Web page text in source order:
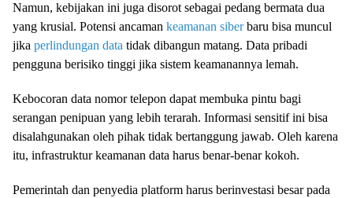
Namun, kebijakan ini juga disorot sebagai pedang bermata dua
yang krusial. Potensi ancaman keamanan siberbaru bisa muncul
jika perlindungan data tidak dibangun matang. Data pribadi
pengguna berisiko tinggi jika sistem keamanannya lemah.
Kebocoran data nomor telepon dapat membuka pintu bagi
serangan penipuan yang lebih terarah. Informasi sensitif ini bisa
disalahgunakan oleh pihak tidak bertanggung jawab. Oleh karena
itu, infrastruktur keamanan data harus benar-benar kokoh.
Pemerintah dan penyedia platform harus berinvestasi besar pada